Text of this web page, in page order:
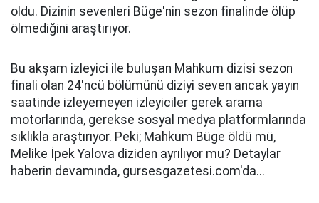
oldu. Dizinin sevenleri Büge'nin sezon finalinde ölüp
ölmediğini araştırıyor.
Bu akşam izleyici ile buluşan Mahkum dizisi sezon
finali olan 24'ncü bölümünü diziyi seven ancak yayın
saatinde izleyemeyen izleyiciler gerek arama
motorlarında, gerekse sosyal medya platformlarında
sıklıkla araştırıyor. Peki; Mahkum Büge öldü mü,
Melike İpek Yalova diziden ayrılıyor mu? Detaylar
haberin devamında, gursesgazetesi.com'da...